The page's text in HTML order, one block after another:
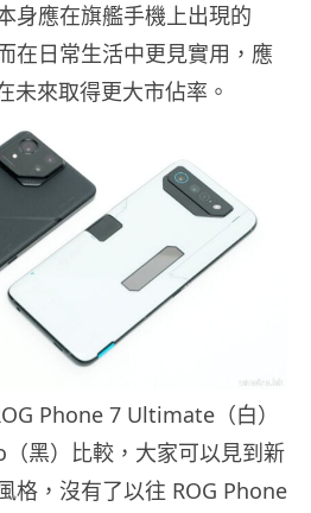
身應在旗艦手機上出現的
在日常生活中更見實用，應
未來取得更大市佔率。
Phone 7 Ultimate（白）
黑）比較，大家可以見到新
格，沒有了以往 ROG Phone